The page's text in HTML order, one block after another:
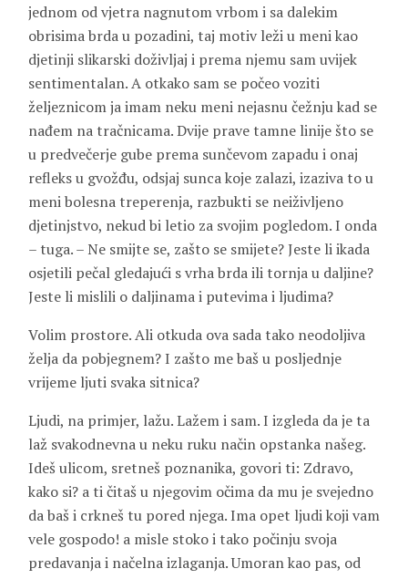
jednom od vjetra nagnutom vrbom i sa dalekim
obrisima brda u pozadini, taj motiv leži u meni kao
djetinji slikarski doživljaj i prema njemu sam uvijek
sentimentalan. A otkako sam se počeo voziti
željeznicom ja imam neku meni nejasnu čežnju kad se
nađem na tračnicama. Dvije prave tamne linije što se
u predvečerje gube prema sunčevom zapadu i onaj
refleks u gvožđu, odsjaj sunca koje zalazi, izaziva to u
meni bolesna treperenja, razbukti se neiživljeno
djetinjstvo, nekud bi letio za svojim pogledom. I onda
– tuga. – Ne smijte se, zašto se smijete? Jeste li ikada
osjetili pečal gledajući s vrha brda ili tornja u daljine?
Jeste li mislili o daljinama i putevima i ljudima?
Volim prostore. Ali otkuda ova sada tako neodoljiva
želja da pobjegnem? I zašto me baš u posljednje
vrijeme ljuti svaka sitnica?
Ljudi, na primjer, lažu. Lažem i sam. I izgleda da je ta
laž svakodnevna u neku ruku način opstanka našeg.
Ideš ulicom, sretneš poznanika, govori ti: Zdravo,
kako si? a ti čitaš u njegovim očima da mu je svejedno
da baš i crkneš tu pored njega. Ima opet ljudi koji vam
vele gospodo! a misle stoko i tako počinju svoja
predavanja i načelna izlaganja. Umoran kao pas, od